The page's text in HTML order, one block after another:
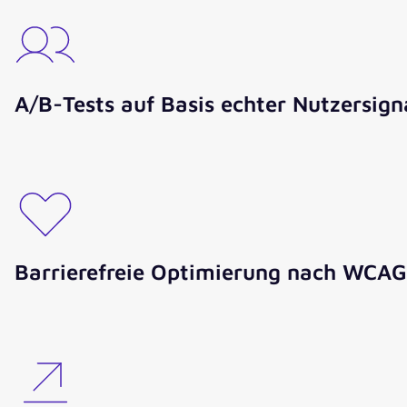
A/B-Tests auf Basis echter
Barrierefreie Optimierung nach WCAG